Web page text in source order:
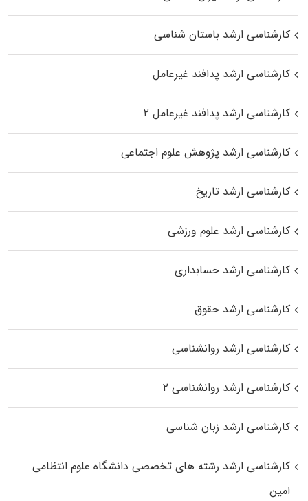
کارشناسی ارشد باستان شناسی
کارشناسی ارشد پدافند غیرعامل
کارشناسی ارشد پدافند غیرعامل ۲
کارشناسی ارشد پژوهش علوم اجتماعی
کارشناسی ارشد تاریخ
کارشناسی ارشد علوم ورزشی
کارشناسی ارشد حسابداری
کارشناسی ارشد حقوق
کارشناسی ارشد روانشناسی
کارشناسی ارشد روانشناسی ۲
کارشناسی ارشد زبان شناسی
کارشناسی ارشد رﺷﺘﻪ ﻫﺎی تخصصی داﻧﺸﮕﺎه ﻋﻠﻮم انتظامی
اﻣﻴﻦ